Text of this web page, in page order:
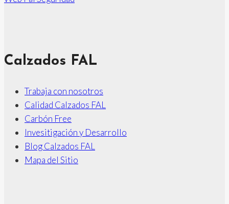
Chiruca
Calzados FAL
Trabaja con nosotros
Calidad Calzados FAL
Carbón Free
Invesitigación y Desarrollo
Blog Calzados FAL
Mapa del Sitio